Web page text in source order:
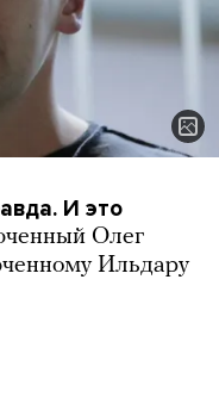
И это
Олег
Ильдару